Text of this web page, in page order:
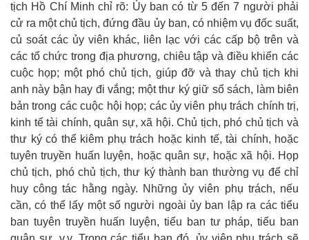
tịch Hồ Chí Minh chỉ rõ: Ủy ban có từ 5 đến 7 người phải
cử ra một chủ tịch, đứng đầu ủy ban, có nhiệm vụ đốc suất,
củ soát các ủy viên khác, liên lạc với các cấp bộ trên và
các tổ chức trong địa phương, chiêu tập và điều khiển các
cuộc họp; một phó chủ tịch, giúp đỡ và thay chủ tịch khi
anh này bận hay đi vắng; một thư ký giữ sổ sách, làm biên
bản trong các cuộc hội họp; các ủy viên phụ trách chính trị,
kinh tế tài chính, quân sự, xã hội. Chủ tịch, phó chủ tịch và
thư ký có thể kiêm phụ trách hoặc kinh tế, tài chính, hoặc
tuyên truyền huấn luyện, hoặc quân sự, hoặc xã hội. Họp
chủ tịch, phó chủ tịch, thư ký thành ban thường vụ để chỉ
huy công tác hằng ngày. Những ủy viên phụ trách, nếu
cần, có thể lấy một số người ngoài ủy ban lập ra các tiểu
ban tuyên truyền huấn luyện, tiểu ban tư pháp, tiểu ban